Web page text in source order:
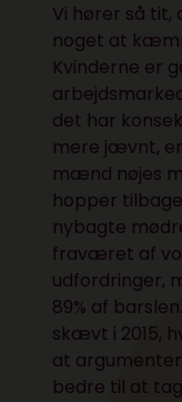
Vi hører så
noget at
Kvinderne er
det har
mere jævnt,
mænd nøjes
hopper
nybagte
fraværet af
udfordringer,
89% af
skævt i 2015,
at
bedre til at